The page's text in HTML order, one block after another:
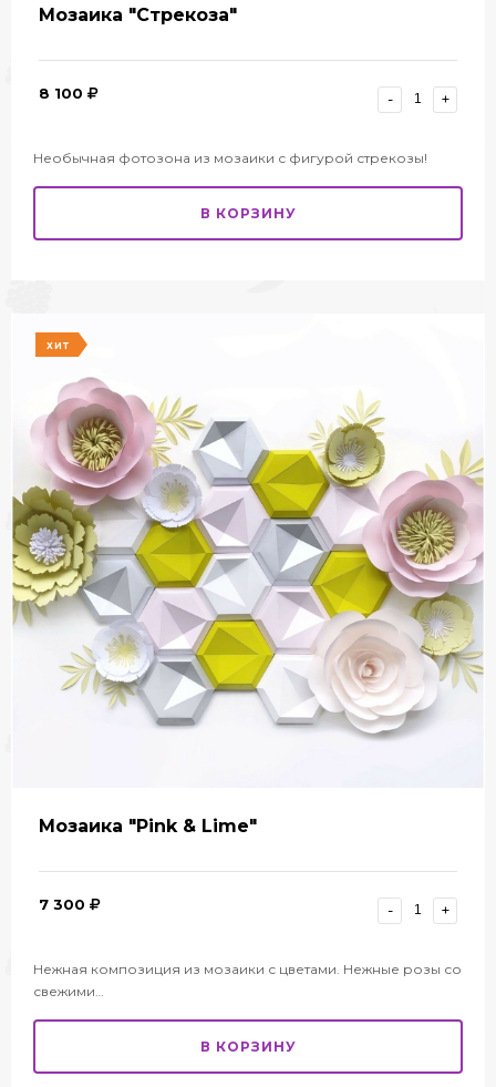
Мозаика "Стрекоза"
8 100 - +
Необычная фотозона из мозаики с фигурой стрекозы!
В КОРЗИНУ
ХИТ
Мозаика "Pink & Lime"
7 300 - +
Нежная композиция из мозаики с цветами. Нежные розы со
свежими…
В КОРЗИНУ